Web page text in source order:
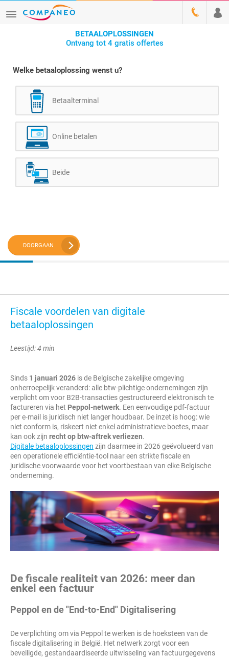
BETAALOPLOSSINGEN
Ontvang tot 4 gratis offertes
Welke betaaloplossing wenst u?
Betaalterminal
Online betalen
Beide
DOORGAAN
Fiscale voordelen van digitale
betaaloplossingen
Leestijd: 4 min
Sinds 1 januari 2026 is de Belgische zakelijke omgeving
onherroepelijk veranderd: alle btw-plichtige ondernemingen zijn
verplicht om voor B2B-transacties gestructureerd elektronisch te
factureren via het Peppol-netwerk. Een eenvoudige pdf-factuur
per e-mail is juridisch niet langer houdbaar. De inzet is hoog: wie
niet conform is, riskeert niet enkel administratieve boetes, maar
kan ook zijn recht op btw-aftrek verliezen.
Digitale betaaloplossingen zijn daarmee in 2026 geëvolueerd van
een operationele efficiëntie-tool naar een strikte fiscale en
juridische voorwaarde voor het voortbestaan van elke Belgische
onderneming.
De fiscale realiteit van 2026: meer dan
enkel een factuur
Peppol en de "End-to-End" Digitalisering
De verplichting om via Peppol te werken is de hoeksteen van de
fiscale digitalisering in België. Het netwerk zorgt voor een
beveiligde, gestandaardiseerde uitwisseling van factuurgegevens